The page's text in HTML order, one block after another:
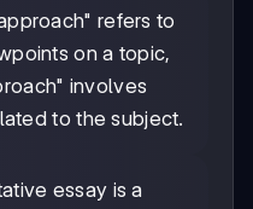
refers to
on a topic,
involves
to the subject.
essay is a